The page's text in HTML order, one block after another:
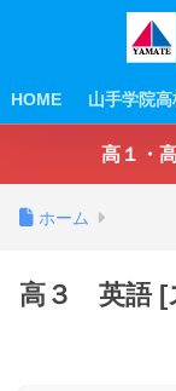
HOME 山手学院
高１・
ホーム
高３ 英語 [